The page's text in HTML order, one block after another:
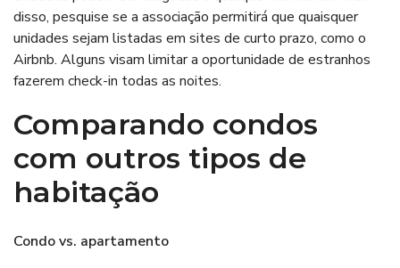
disso, pesquise se a associação permitirá que quaisquer
unidades sejam listadas em sites de curto prazo, como o
Airbnb. Alguns visam limitar a oportunidade de estranhos
fazerem check-in todas as noites.
Comparando condos
com outros tipos de
habitação
Condo vs. apartamento